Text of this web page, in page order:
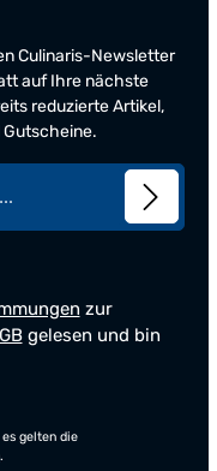
Culinaris-Newsletter
auf Ihre nächste
reduzierte Artikel,
Gutscheine.
zur
gelesen und bin
gelten die
.